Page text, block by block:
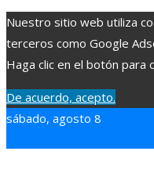
Nuestro sitio web utiliza
terceros como Google
Haga clic en el botón para
De acuerdo, acepto.
sábado, agosto 8